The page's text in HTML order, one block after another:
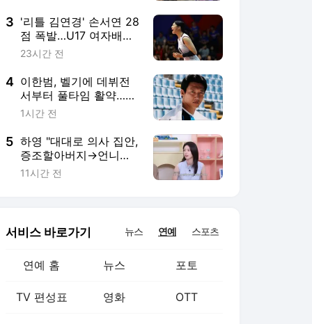
3 '리틀 김연경' 손서연 28
점 폭발…U17 여자배구,
세계선수권서 푸에르토
23시간 전
4 이한범, 벨기에 데뷔전
서부터 풀타임 활약…경
기 최우수선수 선정
1시간 전
5 하영 "대대로 의사 집안,
증조할아버지→언니까
지"(옥문아) [TV캡처]
11시간 전
서비스 바로가기 뉴스 연예 스포츠
연예 홈 뉴스 포토
TV 편성표 영화 OTT